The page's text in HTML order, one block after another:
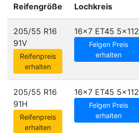
Reifengröße
Lochkreis
205/55 R16
91V
Reifenpreis
erhalten
16x7 ET45 5x112
Felgen Preis
erhalten
205/55 R16
91H
Reifenpreis
erhalten
16x7 ET45 5x112
Felgen Preis
erhalten